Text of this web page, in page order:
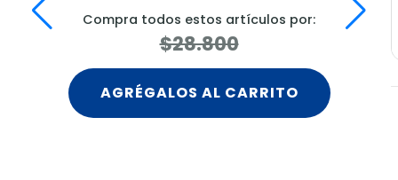
Compra todos estos artículos por:
$28.800
AGRÉGALOS AL CARRITO